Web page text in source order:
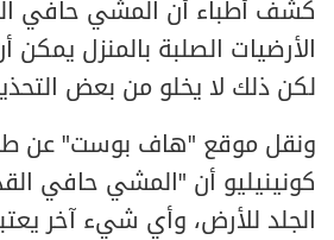
كشف أطباء أن المشي حافي
الأرضيات الصلبة بالمنزل يمكن
لكن ذلك لا يخلو من بعض
ونقل موقع "هاف بوست" عن
كونينيليو أن "المشي حافي
الجلد للأرض، وأي شيء آخر